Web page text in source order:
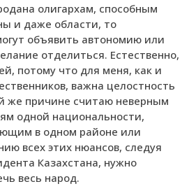
олигархам, способным
и даже области, то
объявить автономию или
отделиться. Естественно,
потому что для меня, как и
важна целостность
же причине считаю неверным
одной национальности,
в одном районе или
всех этих нюансов, следуя
Казахстана, нужно
весь народ.